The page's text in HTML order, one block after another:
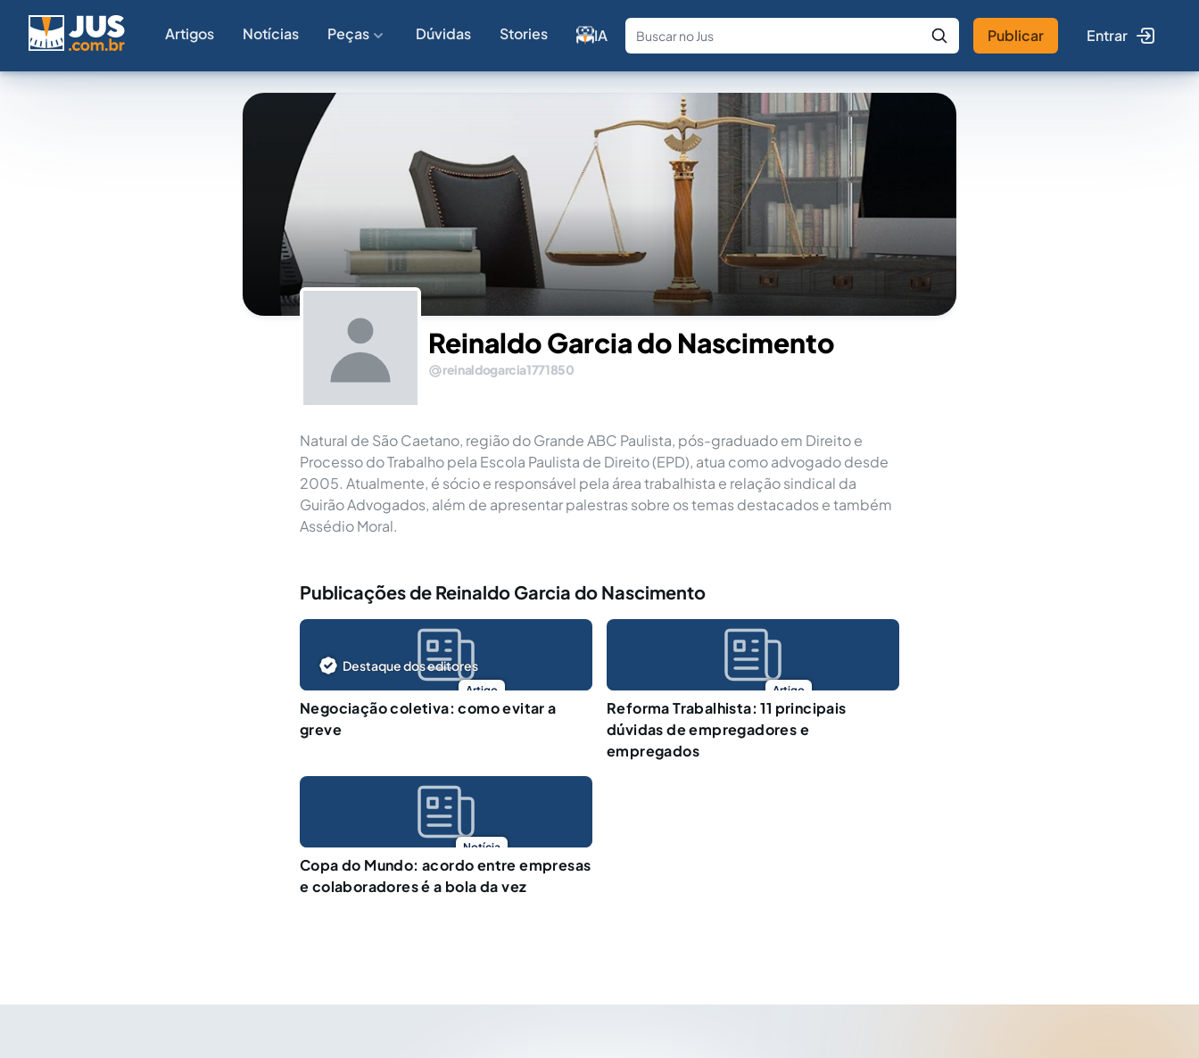
Artigos Notícias Peças Dúvidas Stories IA
Fale com a IA Buscar no Jus
Publicar Entrar
Reinaldo Garcia do Nascimento
reinaldogarcia1771850
Natural de São Caetano, região do Grande ABC Paulista, pós-graduado em Direito e
Processo do Trabalho pela Escola Paulista de Direito (EPD), atua como advogado desde
2005. Atualmente, é sócio e responsável pela área trabalhista e relação sindical da
Guirão Advogados, além de apresentar palestras sobre os temas destacados e também
Assédio Moral.
Publicações de Reinaldo Garcia do Nascimento
Artigo
Destaque dos editores
Negociação coletiva: como evitar a
greve
Artigo
Reforma Trabalhista: 11 principais
dúvidas de empregadores e
empregados
Notícia
Copa do Mundo: acordo entre empresas
e colaboradores é a bola da vez